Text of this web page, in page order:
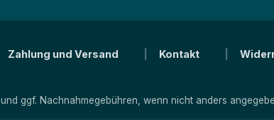
Zahlung und Versand Kontakt
und ggf. Nachnahmegebühren, wenn nicht anders